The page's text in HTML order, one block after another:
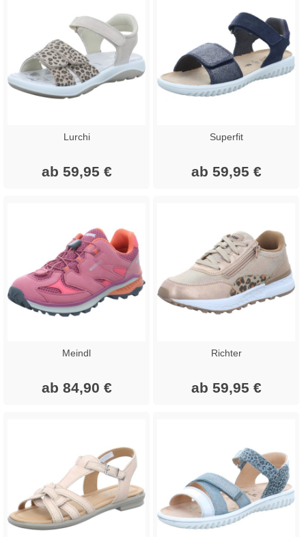
Lurchi
ab 59,95 €
Superfit
ab 59,95 €
Meindl
ab 84,90 €
Richter
ab 59,95 €